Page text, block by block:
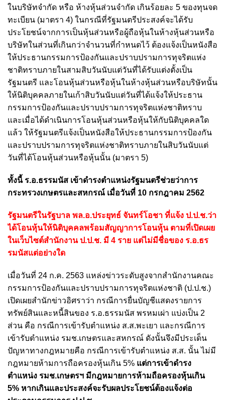
ในบริษัทจำกัด หรือ ห้างหุ้นส่วนจำกัด เกินร้อยละ 5 ของทุนจด
ทะเบียน (มาตรา 4) ในกรณีที่รัฐมนตรีประสงค์จะได้รับ
ประโยชน์จากการเป็นหุ้นส่วนหรือผู้ถือหุ้นในห้างหุ้นส่วนหรือ
บริษัทในส่วนที่เกินกว่าจำนวนที่กำหนดไว้ ต้องแจ้งเป็นหนังสือ
ให้ประธานกรรมการป้องกันและปราบปรามการทุจริตแห่ง
ชาติทราบภายในสามสิบวันนับแต่วันที่ได้รับแต่งตั้งเป็น
รัฐมนตรี และโอนหุ้นส่วนหรือหุ้นในห้างหุ้นส่วนหรือบริษัทนั้น
ให้นิติบุคคลภายในเก้าสิบวันนับแต่วันที่ได้แจ้งให้ประธาน
กรรมการป้องกันและปราบปรามการทุจริตแห่งชาติทราบ
และเมื่อได้ดำเนินการโอนหุ้นส่วนหรือหุ้นให้กับนิติบุคคลใด
แล้ว ให้รัฐมนตรีแจ้งเป็นหนังสือให้ประธานกรรมการป้องกัน
และปราบปรามการทุจริตแห่งชาติทราบภายในสิบวันนับแต่
วันที่ได้โอนหุ้นส่วนหรือหุ้นนั้น (มาตรา 5)
ทั้งนี้ ร.อ.ธรรมนัส เข้าดำรงตำแหน่งรัฐมนตรีช่วยว่าการ
กระทรวงเกษตรและสหกรณ์ เมื่อวันที่ 10 กรกฎาคม 2562
รัฐมนตรีในรัฐบาล พล.อ.ประยุทธ์ จันทร์โอชา ที่แจ้ง ป.ป.ช.ว่า
ได้โอนหุ้นให้นิติบุคคลพร้อมสัญญาการโอนหุ้น ตามที่เปิดเผย
ในเว็บไซต์สำนักงาน ป.ป.ช. มี 4 ราย แต่ไม่มีชื่อของ ร.อ.ธร
รมนัสแต่อย่างใด
เมื่อวันที่ 24 ก.ค. 2563 แหล่งข่าวระดับสูงจากสำนักงานคณะ
กรรมการป้องกันและปราบปรามการทุจริตแห่งชาติ (ป.ป.ช.)
เปิดเผยสำนักข่าวอิศราว่า กรณีการยื่นบัญชีแสดงรายการ
ทรัพย์สินและหนี้สินของ ร.อ.ธรรมนัส พรหมเผ่า แบ่งเป็น 2
ส่วน คือ กรณีการเข้ารับตำแหน่ง ส.ส.พะเยา และกรณีการ
เข้ารับตำแหน่ง รมช.เกษตรและสหกรณ์ ดังนั้นจึงมีประเด็น
ปัญหาทางกฎหมายคือ กรณีการเข้ารับตำแหน่ง ส.ส. นั้น ไม่มี
กฎหมายห้ามการถือครองหุ้นเกิน 5% แต่การเข้าดำรง
ตำแหน่ง รมช.เกษตรฯ มีกฎหมายการห้ามถือครองหุ้นเกิน
5% หากเกินและประสงค์จะรับผลประโยชน์ต้องแจ้งต่อ